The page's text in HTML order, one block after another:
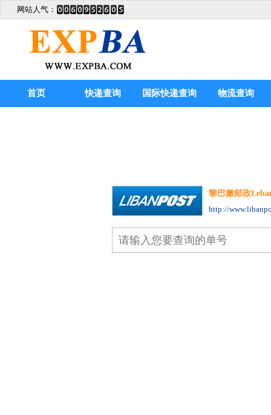
网站人气：
首页 快递查询 国际快递查询 物流查询
黎巴嫩邮政
http://